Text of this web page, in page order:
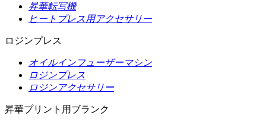
昇華転写機
ヒートプレス用アクセサリー
ロジンプレス
オイルインフューザーマシン
ロジンプレス
ロジンアクセサリー
昇華プリント用ブランク